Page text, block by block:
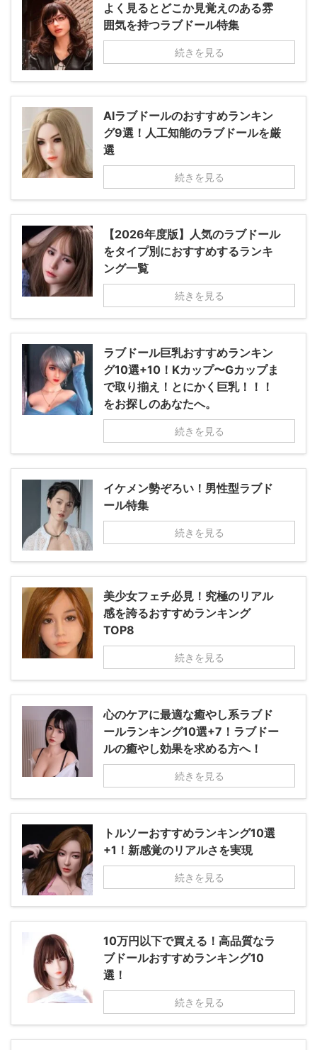
よく見るとどこか見覚えのある雰
囲気を持つラブドール特集
続きを見る
AIラブドールのおすすめランキン
グ9選！人工知能のラブドールを厳
選
続きを見る
【2026年度版】人気のラブドール
をタイプ別におすすめするランキ
ング一覧
続きを見る
ラブドール巨乳おすすめランキン
グ10選+10！Kカップ〜Gカップま
で取り揃え！とにかく巨乳！！！
をお探しのあなたへ。
続きを見る
イケメン勢ぞろい！男性型ラブド
ール特集
続きを見る
美少女フェチ必見！究極のリアル
感を誇るおすすめランキング
TOP8
続きを見る
心のケアに最適な癒やし系ラブド
ールランキング10選+7！ラブドー
ルの癒やし効果を求める方へ！
続きを見る
トルソーおすすめランキング10選
+1！新感覚のリアルさを実現
続きを見る
10万円以下で買える！高品質なラ
ブドールおすすめランキング10
選！
続きを見る